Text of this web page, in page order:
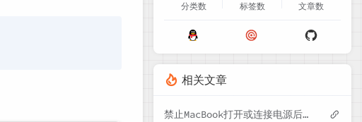
分类数 标签数 文章数
相关文章
禁止MacBook打开或连接电源后自动开机